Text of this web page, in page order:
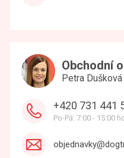
Obchodní
Petra Dušková
+420 731 441
Po-Pá: 7:00 - 15:00